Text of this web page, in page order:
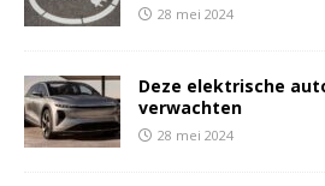
28 mei 2024
Deze elektrische
verwachten
28 mei 2024